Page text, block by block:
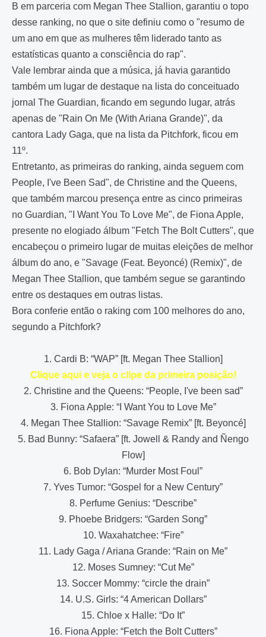
B em parceria com Megan Thee Stallion, garantiu o topo
desse ranking, no que o site definiu como o "resumo de
um ano em que as mulheres têm liderado tanto as
estatísticas quanto a consciência do rap".
Vale lembrar ainda que a música, já havia garantido
também um lugar de destaque na lista do conceituado
jornal The Guardian, ficando em segundo lugar, atrás
apenas de "Rain On Me (With Ariana Grande)", da
cantora Lady Gaga, que na lista da Pitchfork, ficou em
11º.
Entretanto, as primeiras do ranking, ainda seguem com
People, I've Been Sad", de Christine and the Queens,
que também marcou presença entre as cinco primeiras
no Guardian, "I Want You To Love Me", de Fiona Apple,
presente no elogiado álbum "Fetch The Bolt Cutters", que
encabeçou o primeiro lugar de muitas eleições de melhor
álbum do ano, e "Savage (Feat. Beyoncé) (Remix)", de
Megan Thee Stallion, que também segue se garantindo
entre os destaques em outras listas.
Bora conferie então o raking com 100 melhores do ano,
segundo a Pitchfork?
1. Cardi B: “WAP” [ft. Megan Thee Stallion]
Clique aqui e veja o clipe da primeira posição!
2. Christine and the Queens: “People, I've been sad”
3. Fiona Apple: “I Want You to Love Me”
4. Megan Thee Stallion: “Savage Remix” [ft. Beyoncé]
5. Bad Bunny: “Safaera” [ft. Jowell & Randy and Ñengo
Flow]
6. Bob Dylan: “Murder Most Foul”
7. Yves Tumor: “Gospel for a New Century”
8. Perfume Genius: “Describe”
9. Phoebe Bridgers: “Garden Song”
10. Waxahatchee: “Fire”
11. Lady Gaga / Ariana Grande: “Rain on Me”
12. Moses Sumney: “Cut Me”
13. Soccer Mommy: “circle the drain”
14. U.S. Girls: “4 American Dollars”
15. Chloe x Halle: “Do It”
16. Fiona Apple: “Fetch the Bolt Cutters”